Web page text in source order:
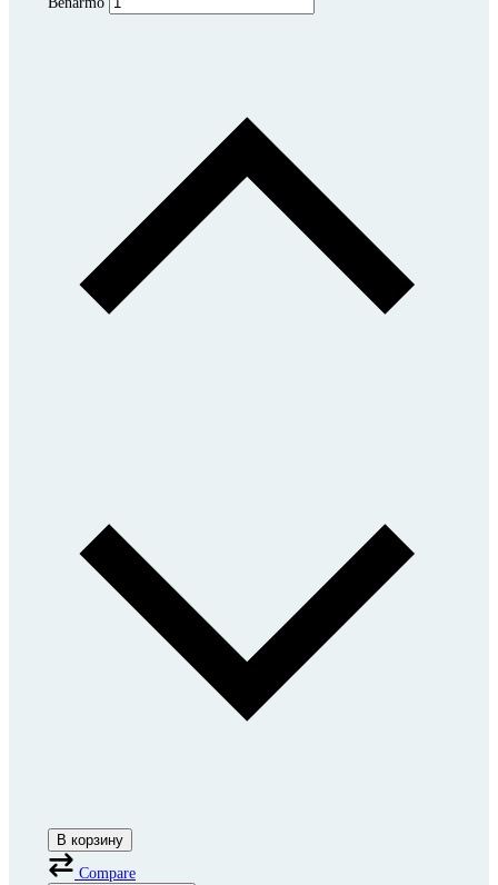
В корзину
Compare